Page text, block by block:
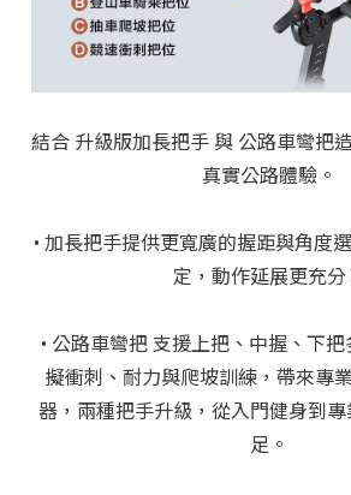
結合 升級版加長把手 與 公路車彎把
真實公路體驗。
• 加長把手提供更寬廣的握距與角度
定，動作延展更充分
• 公路車彎把 支援上把、中握、下
擬衝刺、耐力與爬坡訓練，帶來專
器，兩種把手升級，從入門健身到
足。